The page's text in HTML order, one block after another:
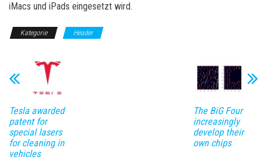
iMacs und iPads eingesetzt wird.
Kategorie Header
Tesla awarded
patent for
special lasers
for cleaning in
vehicles
The BiG Four
increasingly
develop their
own chips